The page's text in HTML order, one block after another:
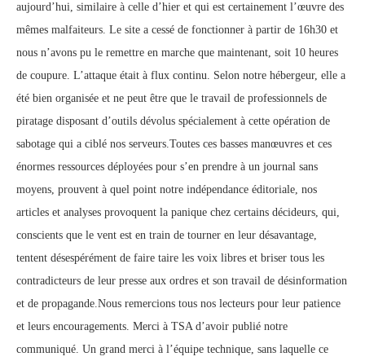
aujourd’hui, similaire à celle d’hier et qui est certainement l’œuvre des
mêmes malfaiteurs. Le site a cessé de fonctionner à partir de 16h30 et
nous n’avons pu le remettre en marche que maintenant, soit 10 heures
de coupure. L’attaque était à flux continu. Selon notre hébergeur, elle a
été bien organisée et ne peut être que le travail de professionnels de
piratage disposant d’outils dévolus spécialement à cette opération de
sabotage qui a ciblé nos serveurs.Toutes ces basses manœuvres et ces
énormes ressources déployées pour s’en prendre à un journal sans
moyens, prouvent à quel point notre indépendance éditoriale, nos
articles et analyses provoquent la panique chez certains décideurs, qui,
conscients que le vent est en train de tourner en leur désavantage,
tentent désespérément de faire taire les voix libres et briser tous les
contradicteurs de leur presse aux ordres et son travail de désinformation
et de propagande.Nous remercions tous nos lecteurs pour leur patience
et leurs encouragements. Merci à TSA d’avoir publié notre
communiqué. Un grand merci à l’équipe technique, sans laquelle ce